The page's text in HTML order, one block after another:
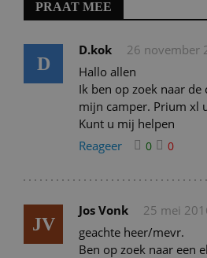
PRAAT MEE
D
D.kok
26 november
Hallo allen
Ik ben op zoek naar de
mijn camper. Prium xl
Kunt u mij helpen
Reageer
0 0
JV
Jos Vonk
25 mei
geachte heer/mevr.
Ben op zoek naar een